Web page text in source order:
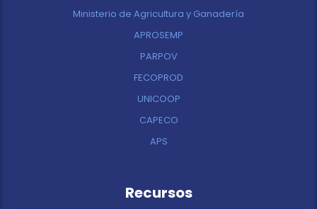
Ministerio de Agricultura y Ganadería
APROSEMP
PARPOV
FECOPROD
UNICOOP
CAPECO
APS
Recursos